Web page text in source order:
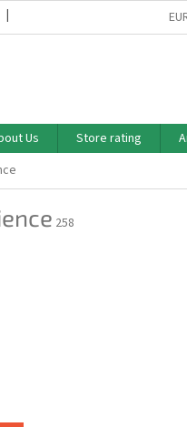
PODMÍNKY OCHRANY
Us Store rating
258